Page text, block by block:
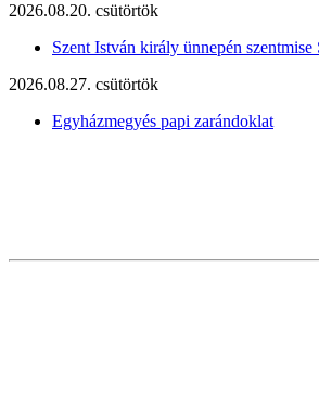
2026.08.20. csütörtök
Szent István király ünnepén szentmise
2026.08.27. csütörtök
Egyházmegyés papi zarándoklat